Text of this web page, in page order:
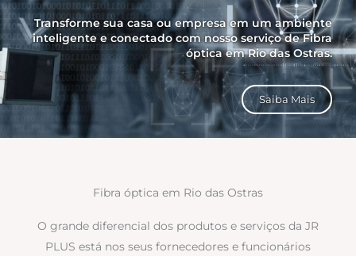
Transforme sua casa ou empresa em um ambiente
inteligente e conectado com nosso serviço de Fibra
óptica em Rio das Ostras.
Saiba Mais
Fibra óptica em Rio das Ostras
O grande diferencial dos produtos e serviços da JR
PLUS está nos seus fornecedores e funcionários